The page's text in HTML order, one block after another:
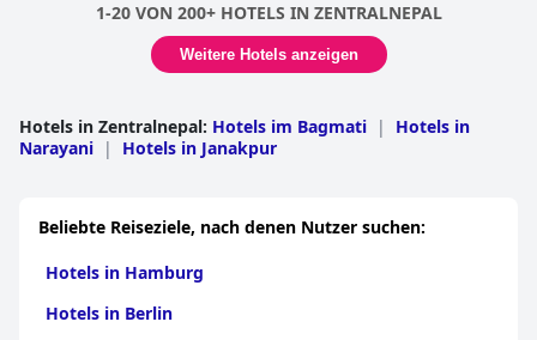
1-20 VON 200+ HOTELS IN ZENTRALNEPAL
Weitere Hotels anzeigen
Hotels in Zentralnepal: Hotels im Bagmati |
Hotels in
Narayani | Hotels in Janakpur
Beliebte Reiseziele, nach denen Nutzer suchen:
Hotels in Hamburg
Hotels in Berlin